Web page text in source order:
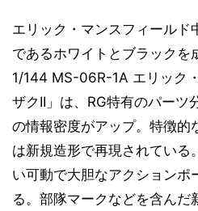
エリック・マンスフィールド
であるホワイトとブラックを
1/144 MS-06R-1A エリック
ザクII」は、RG特有のパーツ
の情報密度がアップ。特徴的
は新規造形で再現されている
い可動で大胆なアクションポ
る。部隊マークなどを含んだ